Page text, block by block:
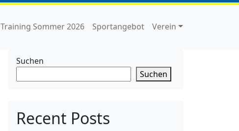
Training Sommer 2026 Sportangebot Verein
Suchen
Suchen
Recent Posts